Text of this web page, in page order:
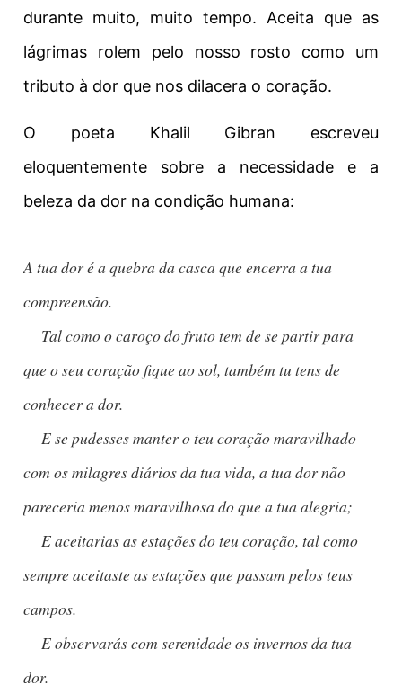
durante muito, muito tempo. Aceita que as
lágrimas rolem pelo nosso rosto como um
tributo à dor que nos dilacera o coração.
O poeta Khalil Gibran escreveu
eloquentemente sobre a necessidade e a
beleza da dor na condição humana:
A tua dor é a quebra da casca que encerra a tua
    Tal como o caroço do fruto tem de se partir para
que o seu coração fique ao sol, também tu tens de
conhecer a dor.
     E se pudesses manter o teu coração maravilhado
com os milagres diários da tua vida, a tua dor não
pareceria menos maravilhosa do que a tua alegria;
     E aceitarias as estações do teu coração, tal como
sempre aceitaste as estações que passam pelos teus
campos.
     E observarás com serenidade os invernos da tua
dor.